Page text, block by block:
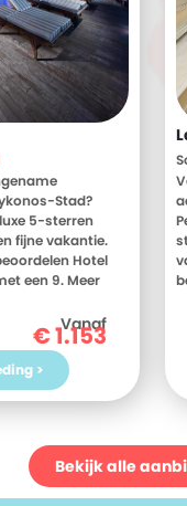
Stad?
5-sterren
fijne vakantie.
Hotel
een 9. Meer
Tharroe, voor
jij toe aan een
Boek
Tharroe
Vanaf
€1.153
>
Bekijk alle